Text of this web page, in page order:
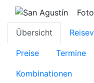
Übersicht
Preise Termine
Kombinationen